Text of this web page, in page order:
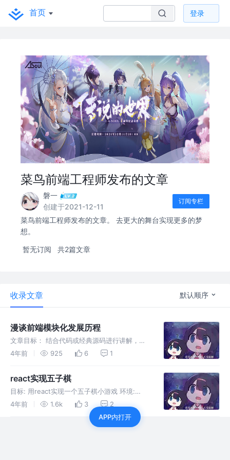
首页 登录
菜鸟前端工程师发布的文章
磐一
创建于2021-12-11
订阅专栏
菜鸟前端工程师发布的文章。 去更大的舞台实现更多的梦
想。
暂无订阅 共2篇文章
收录文章 默认顺序
漫谈前端模块化发展历程
文章目标： 结合代码或经典源码进行讲解，大
致地介绍一下前端模块化的发展历程。 0x01 -
西都能往全局作用域上面写的。 你写代码的样
子真的很潇洒，但修bug
4年前 925 6 1
react实现五子棋
目标: 用react实现一个五子棋小游戏 环境:
node 14.17.3 参考项目: React官网 三子棋项
目： Tic Tac Toe (codepen.io) 具体实现： 写
4年前 1.6k 3
2
APP内打开